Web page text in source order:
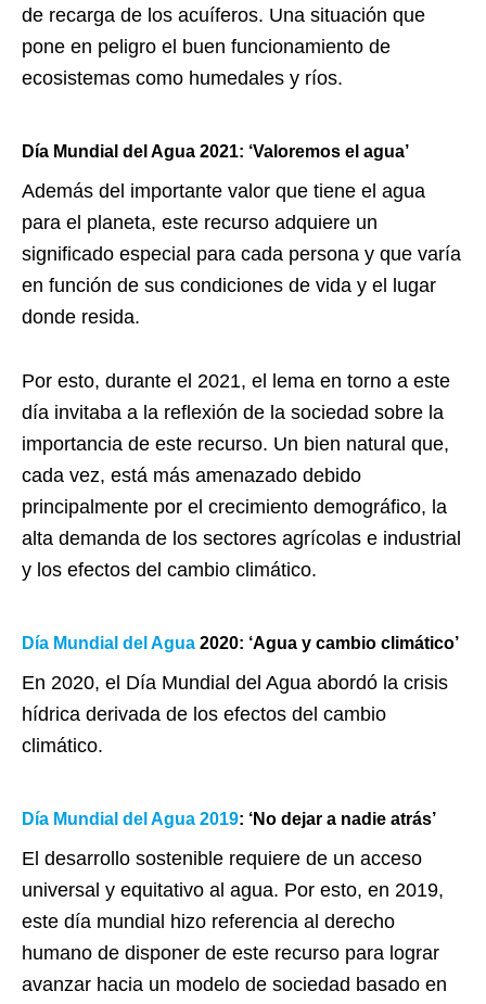
de recarga de los acuíferos. Una situación que
pone en peligro el buen funcionamiento de
ecosistemas como humedales y ríos.
Día Mundial del Agua 2021: ‘Valoremos el agua’
Además del importante valor que tiene el agua
para el planeta, este recurso adquiere un
significado especial para cada persona y que varía
en función de sus condiciones de vida y el lugar
donde resida.
Por esto, durante el 2021, el lema en torno a este
día invitaba a la reflexión de la sociedad sobre la
importancia de este recurso. Un bien natural que,
cada vez, está más amenazado debido
principalmente por el crecimiento demográfico, la
alta demanda de los sectores agrícolas e industrial
y los efectos del cambio climático.
Día Mundial del Agua 2020: ‘Agua y cambio climático’
En 2020, el Día Mundial del Agua abordó la crisis
hídrica derivada de los efectos del cambio
climático.
Día Mundial del Agua 2019: ‘No dejar a nadie atrás’
El desarrollo sostenible requiere de un acceso
universal y equitativo al agua. Por esto, en 2019,
este día mundial hizo referencia al derecho
humano de disponer de este recurso para lograr
avanzar hacia un modelo de sociedad basado en